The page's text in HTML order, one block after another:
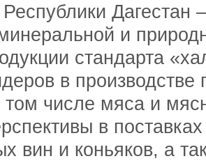
Республики
и
стандарта
в производстве
числе мяса и
в
вин и коньяков, а